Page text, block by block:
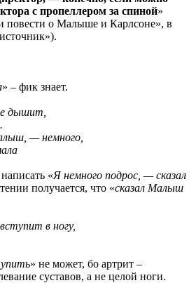
с пропеллером за спиной»
повести о Малыше и Карлсоне», в
» – фик знает.
дышит,
— немного,
«Я немного подрос, — сказал
получается, что «сказал Малыш
в ногу,
» не может, бо артрит –
суставов, а не целой ноги.